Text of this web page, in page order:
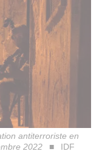
antiterroriste en
2022
IDF